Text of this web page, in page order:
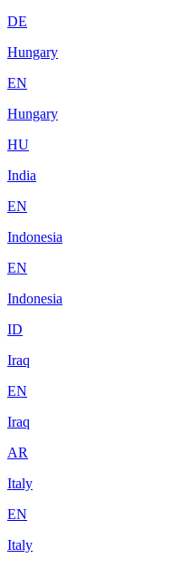
DE
Hungary
EN
Hungary
HU
India
EN
Indonesia
EN
Indonesia
ID
Iraq
EN
Iraq
AR
Italy
EN
Italy